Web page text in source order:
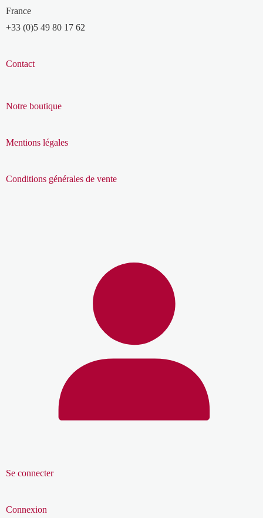
France
+33 (0)5 49 80 17 62
Contact
Notre boutique
Mentions légales
Conditions générales de vente
Se connecter
Connexion